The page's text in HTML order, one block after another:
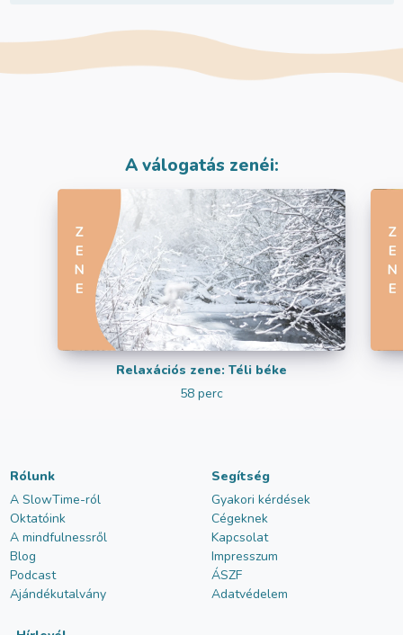
A válogatás zenéi:
Relaxációs zene: Téli béke
58 perc
Rólunk
A SlowTime-ról
Oktatóink
A mindfulnessről
Blog
Podcast
Ajándékutalvány
Segítség
Gyakori kérdések
Cégeknek
Kapcsolat
Impresszum
ÁSZF
Adatvédelem